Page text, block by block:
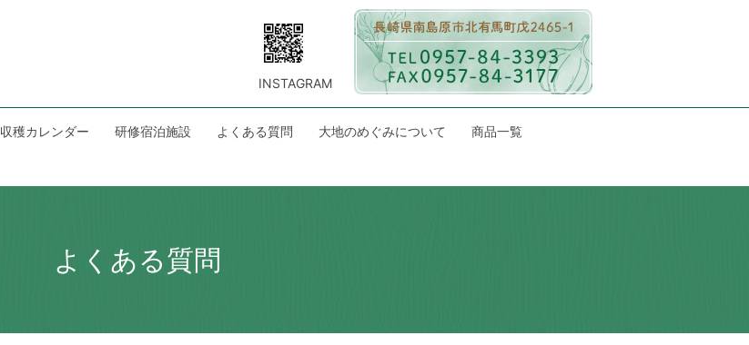
収穫カレンダー 研修宿泊施設 よくある質問 大地のめぐみについて
商品一覧
INSTAGRAM
よくある質問